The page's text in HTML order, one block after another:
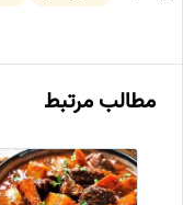
مطالب مرتبط